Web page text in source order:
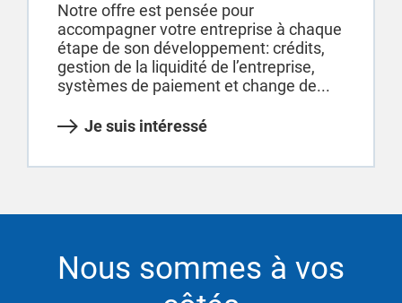
Notre offre est pensée pour
accompagner votre entreprise à chaque
étape de son développement: crédits,
gestion de la liquidité de l’entreprise,
systèmes de paiement et change de...
Je suis intéressé
Nous sommes à vos